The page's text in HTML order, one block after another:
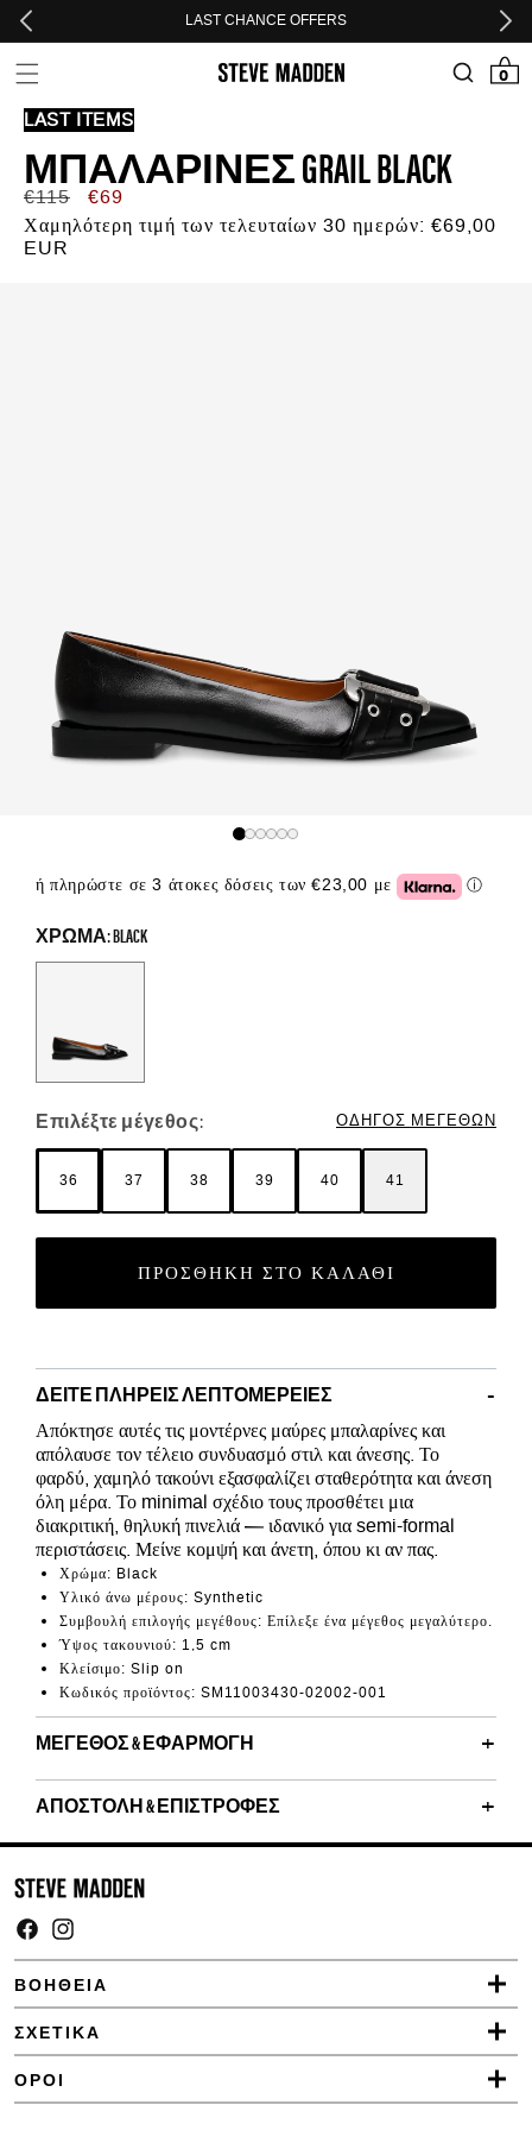
Skip to header
Skip to menu
Skip to content
Skip to footer LAST CHANCE OFFERS
0
0
LAST ITEMS
ΜΠΑΛΑΡΊΝΕΣ GRAIL BLACK
Κανονική
τιμή
€115
Τιμή
προσφοράς
€69
Χαμηλότερη τιμή των τελευταίων 30 ημερών: €69,00
EUR
ή πληρώστε σε 3 άτοκες δόσεις των €23,00 με
ⓘ
ΧΡΏΜΑ: BLACK
Επιλέξτε μέγεθος: ΟΔΗΓΌΣ ΜΕΓΕΘΏΝ
36 37 38 39 40 41
ΠΡΟΣΘΉΚΗ ΣΤΟ ΚΑΛΆΘΙ
ΔΕΊΤΕ ΠΛΉΡΕΙΣ ΛΕΠΤΟΜΈΡΕΙΕΣ
Απόκτησε αυτές τις μοντέρνες μαύρες μπαλαρίνες και
απόλαυσε τον τέλειο συνδυασμό στιλ και άνεσης. Το
φαρδύ, χαμηλό τακούνι εξασφαλίζει σταθερότητα και άνεση
όλη μέρα. Το minimal σχέδιο τους προσθέτει μια
διακριτική, θηλυκή πινελιά — ιδανικό για semi-formal
περιστάσεις. Μείνε κομψή και άνετη, όπου κι αν πας.
Χρώμα: Black
Υλικό άνω μέρους: Synthetic
Συμβουλή επιλογής μεγέθους: Επίλεξε ένα μέγεθος μεγαλύτερο.
Ύψος τακουνιού: 1,5 cm
Κλείσιμο: Slip on
Κωδικός προϊόντος: SM11003430-02002-001
ΜΈΓΕΘΟΣ & ΕΦΑΡΜΟΓΉ
ΑΠΟΣΤΟΛΉ & ΕΠΙΣΤΡΟΦΈΣ
FacebookInstagram
ΒΟΗΘΕΙΑ
ΣΧΕΤΙΚΑ
ΟΡΟΙ